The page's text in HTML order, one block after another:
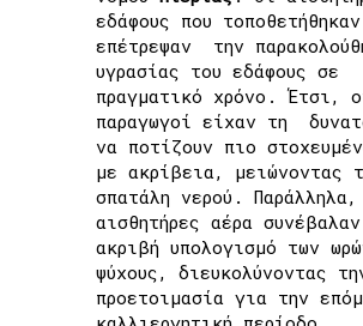
εδάφους που τοποθετήθηκαν
επέτρεψαν την
υγρασίας του εδάφους σε
πραγματικό χρόνο. Έτσι,
παραγωγοί είχαν τη
να ποτίζουν πιο
με ακρίβεια, μειώνοντας
σπατάλη νερού.
αισθητήρες αέρα
ακριβή υπολογισμό των
ψύχους, διευκολύνοντας
προετοιμασία για την